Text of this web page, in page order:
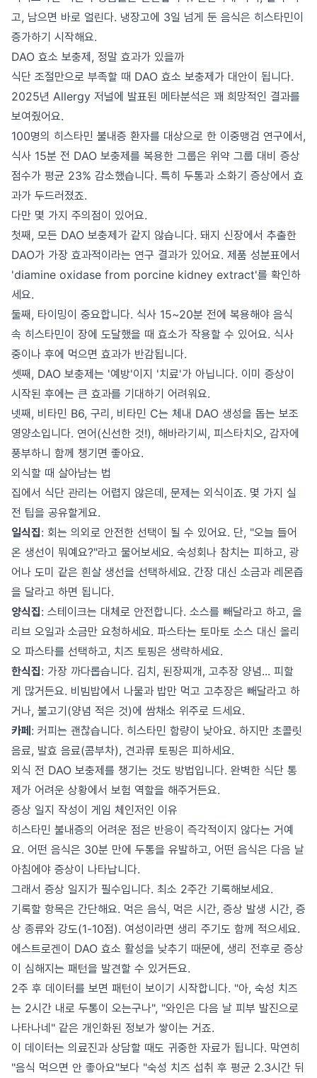
고, 남으면 바로 얼린다. 냉장고에 3일 넘게 둔 음식은 히스타민이
증가하기 시작해요.
DAO 효소 보충제, 정말 효과가 있을까
식단 조절만으로 부족할 때 DAO 효소 보충제가 대안이 됩니다.
2025년 Allergy 저널에 발표된 메타분석은 꽤 희망적인 결과를
보여줬어요.
100명의 히스타민 불내증 환자를 대상으로 한 이중맹검 연구에서,
식사 15분 전 DAO 보충제를 복용한 그룹은 위약 그룹 대비 증상
점수가 평균 23% 감소했습니다. 특히 두통과 소화기 증상에서 효
과가 두드러졌죠.
다만 몇 가지 주의점이 있어요.
첫째, 모든 DAO 보충제가 같지 않습니다. 돼지 신장에서 추출한
DAO가 가장 효과적이라는 연구 결과가 있어요. 제품 성분표에서
'diamine oxidase from porcine kidney extract'를 확인하
세요.
둘째, 타이밍이 중요합니다. 식사 15~20분 전에 복용해야 음식
속 히스타민이 장에 도달했을 때 효소가 작용할 수 있어요. 식사
중이나 후에 먹으면 효과가 반감됩니다.
셋째, DAO 보충제는 '예방'이지 '치료'가 아닙니다. 이미 증상이
시작된 후에는 큰 효과를 기대하기 어려워요.
넷째, 비타민 B6, 구리, 비타민 C는 체내 DAO 생성을 돕는 보조
영양소입니다. 연어(신선한 것!), 해바라기씨, 피스타치오, 감자에
풍부하니 함께 챙기면 좋아요.
외식할 때 살아남는 법
집에서 식단 관리는 어렵지 않은데, 문제는 외식이죠. 몇 가지 실
전 팁을 공유할게요.
일식집: 회는 의외로 안전한 선택이 될 수 있어요. 단, "오늘 들어
온 생선이 뭐예요?"라고 물어보세요. 숙성회나 참치는 피하고, 광
어나 도미 같은 흰살 생선을 선택하세요. 간장 대신 소금과 레몬즙
을 달라고 하면 됩니다.
양식집: 스테이크는 대체로 안전합니다. 소스를 빼달라고 하고, 올
리브 오일과 소금만 요청하세요. 파스타는 토마토 소스 대신 올리
오 파스타를 선택하고, 치즈 토핑은 생략하세요.
한식집: 가장 까다롭습니다. 김치, 된장찌개, 고추장 양념... 피할
게 많거든요. 비빔밥에서 나물과 밥만 먹고 고추장은 빼달라고 하
거나, 불고기(양념 적은 것)에 쌈채소 위주로 드세요.
카페 : 커피는 괜찮습니다. 히스타민 함량이 낮아요. 하지만 초콜릿
음료, 발효 음료(콤부차), 견과류 토핑은 피하세요.
외식 전 DAO 보충제를 챙기는 것도 방법입니다. 완벽한 식단 통
제가 어려운 상황에서 보험 역할을 해주거든요.
증상 일지 작성이 게임 체인저인 이유
히스타민 불내증의 어려운 점은 반응이 즉각적이지 않다는 거예
요. 어떤 음식은 30분 만에 두통을 유발하고, 어떤 음식은 다음 날
아침에야 증상이 나타납니다.
그래서 증상 일지가 필수입니다. 최소 2주간 기록해보세요.
기록할 항목은 간단해요. 먹은 음식, 먹은 시간, 증상 발생 시간, 증
상 종류와 강도(1-10점). 여성이라면 생리 주기도 함께 적으세요.
에스트로겐이 DAO 효소 활성을 낮추기 때문에, 생리 전후로 증상
이 심해지는 패턴을 발견할 수 있거든요.
2주 후 데이터를 보면 패턴이 보이기 시작합니다. "아, 숙성 치즈
는 2시간 내로 두통이 오는구나", "와인은 다음 날 피부 발진으로
나타나네" 같은 개인화된 정보가 쌓이는 거죠.
이 데이터는 의료진과 상담할 때도 귀중한 자료가 됩니다. 막연히
"음식 먹으면 안 좋아요"보다 "숙성 치즈 섭취 후 평균 2.3시간 뒤